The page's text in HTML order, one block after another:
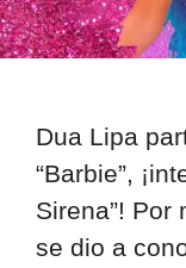
Dua Lipa
“Barbie”,
Sirena”! Por
se dio a